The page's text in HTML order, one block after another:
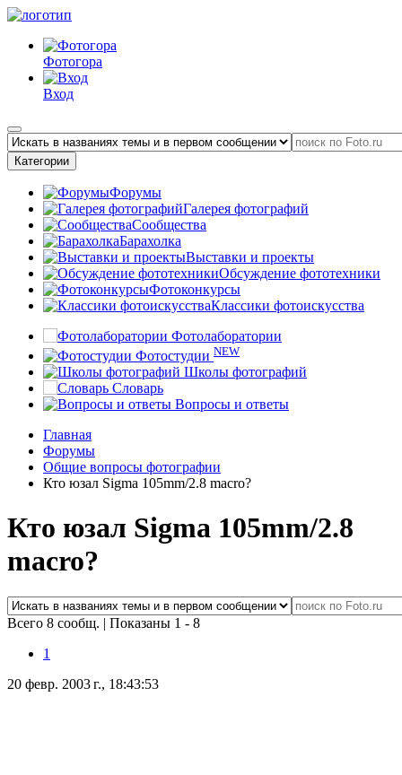
Фотогора
Вход
Категории
Форумы
Галерея фотографий
Сообщества
Барахолка
Выставки и проекты
Обсуждение фототехники
Фотоконкурсы
Классики фотоискусства
Фотолаборатории
Фотостудии NEW
Школы фотографий
Словарь
Вопросы и ответы
Главная
Форумы
Общие вопросы фотографии
Кто юзал Sigma 105mm/2.8 macro?
Кто юзал Sigma 105mm/2.8
macro?
Всего 8 сообщ. | Показаны 1 - 8
1
20 февр. 2003 г., 18:43:53